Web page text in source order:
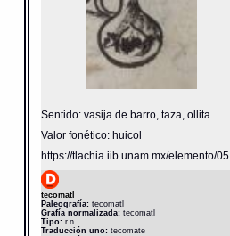
Sentido: vasija de barro, taza, ollita
Valor fonético: huicol
https://tlachia.iib.unam.mx/elemento/
tecomatl
Paleografía:tecomatl
Grafía normalizada:tecomatl
Tipo:r.n.
Traducción uno:tecomate